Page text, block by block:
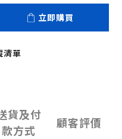
立即購買
清單
貨及付
款方式
顧客評價